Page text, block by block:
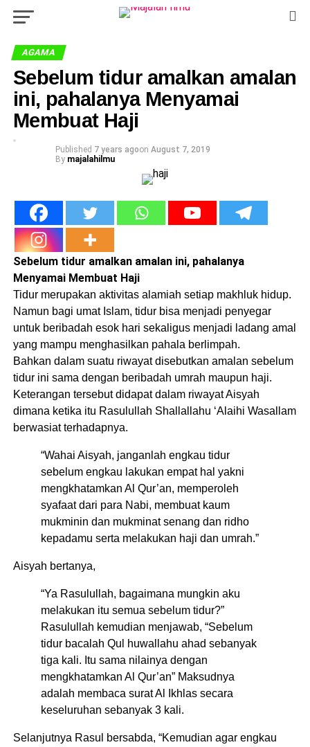
AGAMA
Sebelum tidur amalkan amalan
ini, pahalanya Menyamai
Membuat Haji
Published 7 years agoon August 7, 2019
By majalahilmu
Sebelum tidur amalkan amalan ini, pahalanya
Menyamai Membuat Haji
Tidur merupakan aktivitas alamiah setiap makhluk hidup.
Namun bagi umat Islam, tidur bisa menjadi penyegar
untuk beribadah esok hari sekaligus menjadi ladang amal
yang mampu menghasilkan pahala berlimpah.
Bahkan dalam suatu riwayat disebutkan amalan sebelum
tidur ini sama dengan beribadah umrah maupun haji.
Keterangan tersebut didapat dalam riwayat Aisyah
dimana ketika itu Rasulullah Shallallahu ‘Alaihi Wasallam
berwasiat terhadapnya.
“Wahai Aisyah, janganlah engkau tidur
sebelum engkau lakukan empat hal yakni
mengkhatamkan Al Qur’an, memperoleh
syafaat dari para Nabi, membuat kaum
mukminin dan mukminat senang dan ridho
kepadamu serta melakukan haji dan umrah.”
Aisyah bertanya,
“Ya Rasulullah, bagaimana mungkin aku
melakukan itu semua sebelum tidur?”
Rasulullah kemudian menjawab, “Sebelum
tidur bacalah Qul huwallahu ahad sebanyak
tiga kali. Itu sama nilainya dengan
mengkhatamkan Al Qur’an” Maksudnya
adalah membaca surat Al Ikhlas secara
keseluruhan sebanyak 3 kali.
Selanjutnya Rasul bersabda, “Kemudian agar engkau